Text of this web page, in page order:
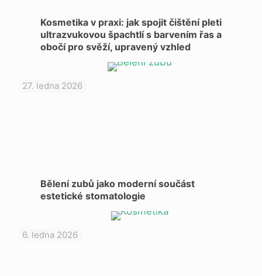
Kosmetika v praxi: jak spojit čištění pleti
ultrazvukovou špachtlí s barvením řas a
obočí pro svěží, upravený vzhled
27. ledna 2026
Bělení zubů jako moderní součást
estetické stomatologie
6. ledna 2026